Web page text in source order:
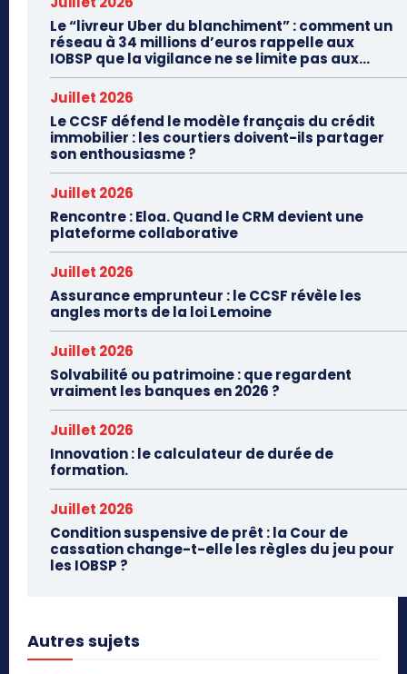
Le “livreur Uber du blanchiment” : comment un
réseau à 34 millions d’euros rappelle aux
IOBSP que la vigilance ne se limite pas aux...
Juillet 2026
Le CCSF défend le modèle français du crédit
immobilier : les courtiers doivent-ils partager
son enthousiasme ?
Juillet 2026
Rencontre : Eloa. Quand le CRM devient une
plateforme collaborative
Juillet 2026
Assurance emprunteur : le CCSF révèle les
angles morts de la loi Lemoine
Juillet 2026
Solvabilité ou patrimoine : que regardent
vraiment les banques en 2026 ?
Juillet 2026
Innovation : le calculateur de durée de
formation.
Juillet 2026
Condition suspensive de prêt : la Cour de
cassation change-t-elle les règles du jeu pour
les IOBSP ?
Autres sujets